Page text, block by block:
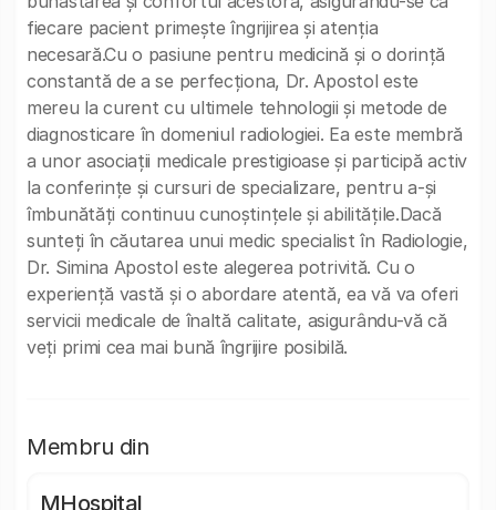
fiecare pacient primește îngrijirea și atenția
necesară.Cu o pasiune pentru medicină și o dorință
constantă de a se perfecționa, Dr. Apostol este
mereu la curent cu ultimele tehnologii și metode de
diagnosticare în domeniul radiologiei. Ea este membră
a unor asociații medicale prestigioase și participă activ
la conferințe și cursuri de specializare, pentru a-și
îmbunătăți continuu cunoștințele și abilitățile.Dacă
sunteți în căutarea unui medic specialist în Radiologie,
Dr. Simina Apostol este alegerea potrivită. Cu o
experiență vastă și o abordare atentă, ea vă va oferi
servicii medicale de înaltă calitate, asigurându-vă că
veți primi cea mai bună îngrijire posibilă.
Membru din
MHospital